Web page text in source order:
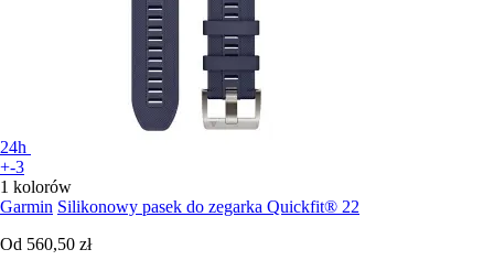
24h
+-3
1 kolorów
Garmin Silikonowy pasek do zegarka Quickfit® 22
Od 560,50 zł